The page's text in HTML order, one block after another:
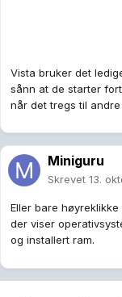
Vista bruker det
sånn at de starter
når det tregs til andre
Miniguru
Skrevet 13.
Eller bare
der viser
og installert ram.